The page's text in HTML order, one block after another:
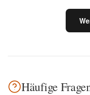
Häufige